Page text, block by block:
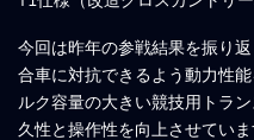
今回は昨年の参戦結果を振り
合車に対抗できるよう動力性
ルク容量の大きい競技用トラ
久性と操作性を向上させてい